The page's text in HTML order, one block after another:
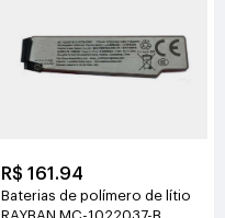
R$ 161.94
Baterias de polímero de lítio
RAYBAN MC-1022037-B